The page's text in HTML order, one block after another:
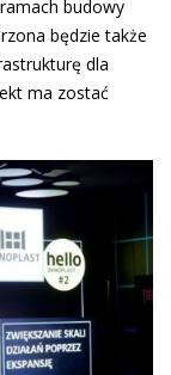
budowy
będzie także
dla
ma zostać